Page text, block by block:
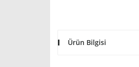
Ürün Bilgisi